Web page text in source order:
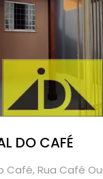
DO CAFÉ
Café, Rua Café